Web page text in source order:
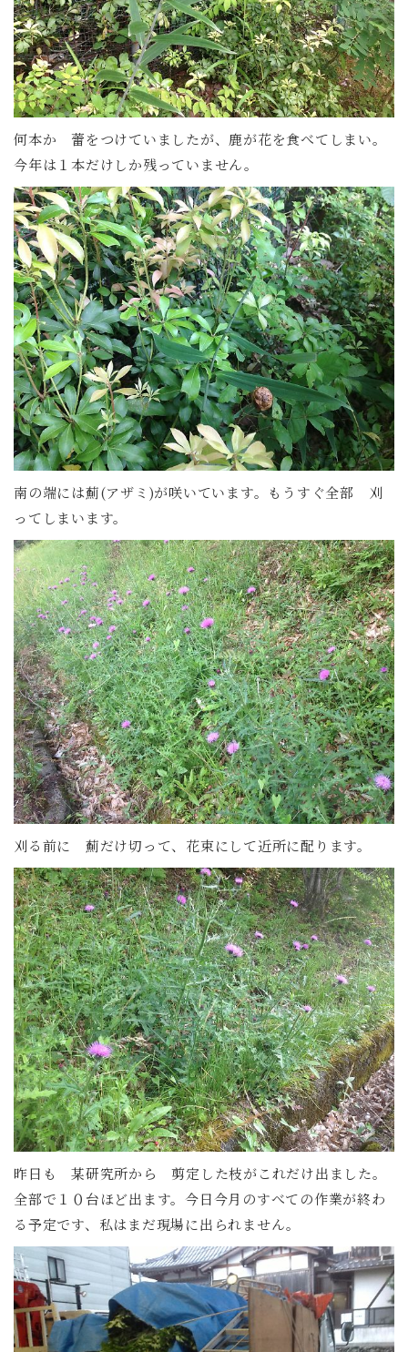
何本か 蕾をつけていましたが、鹿が花を食べてしまい。
今年は１本だけしか残っていません。
南の端には薊(アザミ)が咲いています。もうすぐ全部 刈
ってしまいます。
刈る前に 薊だけ切って、花束にして近所に配ります。
昨日も 某研究所から 剪定した枝がこれだけ出ました。
全部で１０台ほど出ます。今日今月のすべての作業が終わ
る予定です、私はまだ現場に出られません。